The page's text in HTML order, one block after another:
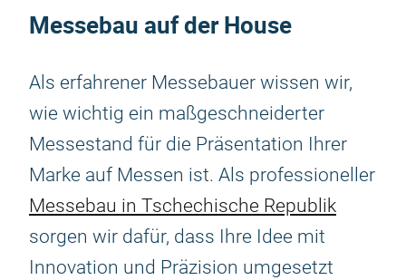
Messebau auf der House
Als erfahrener Messebauer wissen wir,
wie wichtig ein maßgeschneiderter
Messestand für die Präsentation Ihrer
Marke auf Messen ist. Als professioneller
Messebau in Tschechische Republik
sorgen wir dafür, dass Ihre Idee mit
Innovation und Präzision umgesetzt